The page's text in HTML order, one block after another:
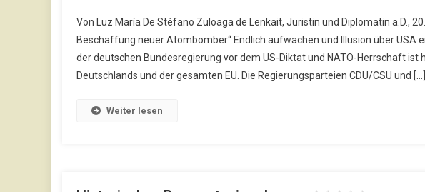
Von Luz María De Stéfano Zuloaga de Lenkait, Juristin und Diplomatin a.D.,
Beschaffung neuer Atombomber“ Endlich aufwachen und Illusion über USA
der deutschen Bundesregierung vor dem US-Diktat und NATO-Herrschaft
Deutschlands und der gesamten EU. Die Regierungsparteien CDU/CSU und […]
Weiter lesen